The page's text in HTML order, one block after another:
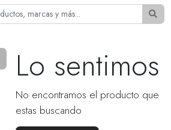
Lo sentimos
No encontramos el producto que
estas buscando